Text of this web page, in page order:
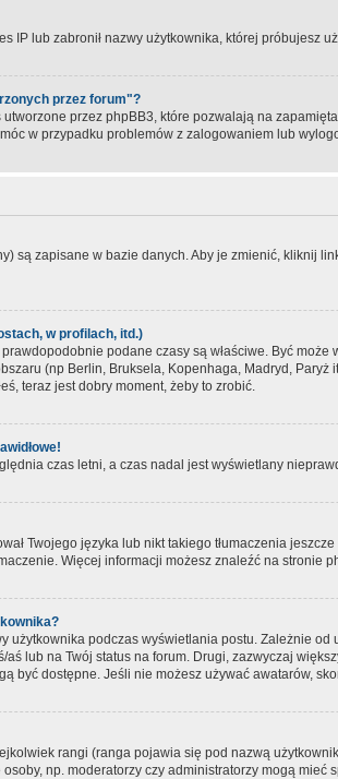
IP lub zabronił nazwy użytkownika, której
przez forum"?
przez phpBB3, które pozwalają na
w przypadku problemów z zalogowaniem lub
są zapisane w bazie danych. Aby je zmienić, kliknij
w profilach, itd.)
podane czasy są właściwe. Być
(np Berlin, Bruksela, Kopenhaga, Madryd,
teraz jest dobry moment, żeby to zrobić.
czas letni, a czas nadal jest wyświetlany
Twojego języka lub nikt takiego tłumaczenia
Więcej informacji możesz znaleźć na stronie
użytkownika podczas wyświetlania postu. Zależnie
aś lub na Twój status na forum. Drugi, zazwyczaj
być dostępne. Jeśli nie możesz używać awatarów,
rangi (ranga pojawia się pod nazwą
np. moderatorzy czy administratorzy mogą